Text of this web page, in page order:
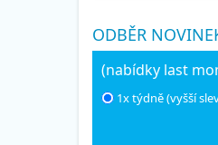
ODBĚR
(nabídky last
1x týdně (vyšší